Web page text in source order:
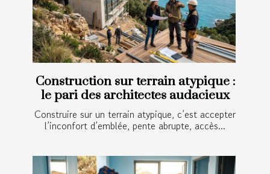
Construction sur terrain atypique :
le pari des architectes audacieux
Construire sur un terrain atypique, c’est accepter
l’inconfort d’emblée, pente abrupte, accès...